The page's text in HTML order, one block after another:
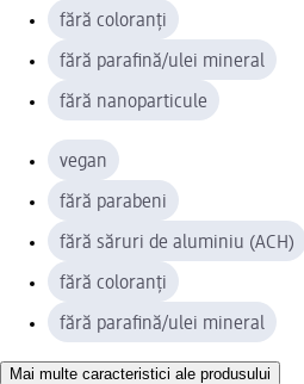
fără coloranți
fără parafină/ulei mineral
fără nanoparticule
vegan
fără parabeni
fără săruri de aluminiu (ACH)
fără coloranți
fără parafină/ulei mineral
Mai multe caracteristici ale produsului